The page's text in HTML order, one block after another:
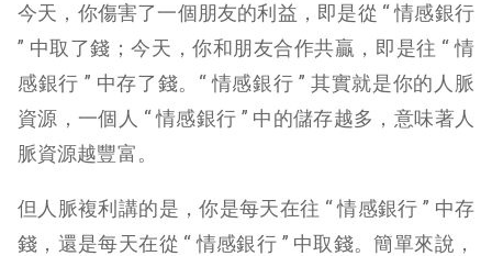
今天，你傷害了一個朋友的利益，即是從 “ 情感銀行
” 中取了錢；今天，你和朋友合作共贏，即是往 “ 情
感銀行 ” 中存了錢。“ 情感銀行 ” 其實就是你的人脈
資源，一個人 “ 情感銀行 ” 中的儲存越多，意味著人
脈資源越豐富。
但人脈複利講的是，你是每天在往 “ 情感銀行 ” 中存
錢，還是每天在從 “ 情感銀行 ” 中取錢。簡單來說，